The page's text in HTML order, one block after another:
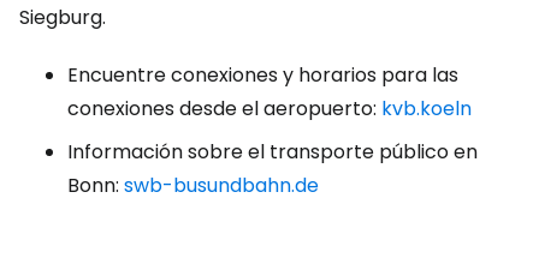
Siegburg.
Encuentre conexiones y horarios para las
conexiones desde el aeropuerto: kvb.koeln
Información sobre el transporte público en
Bonn: swb-busundbahn.de